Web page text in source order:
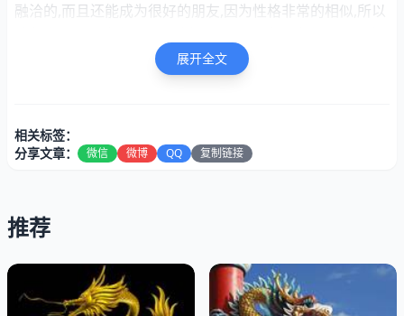
融洽的,而且还能成为很好的朋友,因为性格非常的相似,所以
的朋友,虽然属猴人和属龙人的个性都是比较外向的,但是属
猴人却不是这样子的,属龙人有时候做事会比较冲动,很容易
属龙人终生的运势如何呢?
坚定,再加上他们很有才能,通常能成为行业中的佼佼者。属
龙人的性格比较强势,不过他们对待感情非常专一。属龙人
结果。不过属龙人由于过于强势的性格,也会给自己带来很
多麻烦。属龙人平时要注意低调一点,避免与他人发生口角
展开全文
相关标签：
分享文章：
微信 微博 QQ 复制链接
推荐